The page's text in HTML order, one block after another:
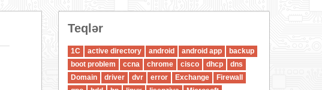
Teqlər
1C active directory android android app
backup
boot problem
ccna chrome cisco dhcp
dns
Domain
driver dvr error Exchange
Firewall